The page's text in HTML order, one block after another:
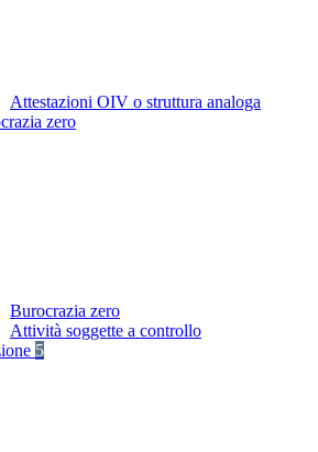
Attestazioni OIV o struttura analoga
zero
Burocrazia zero
Attività soggette a controllo
5